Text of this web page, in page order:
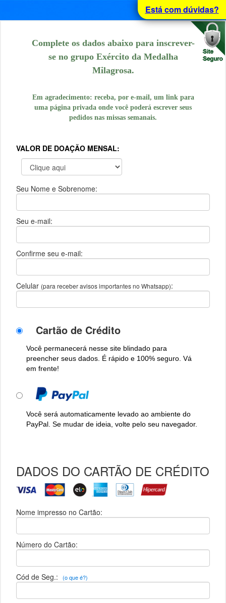
Está com dúvidas?
Complete os dados abaixo para inscrever-
se no grupo Exército da Medalha
Milagrosa.
Em agradecimento: receba, por e-mail, um link para
uma página privada onde você poderá escrever seus
pedidos nas missas semanais.
VALOR DE DOAÇÃO MENSAL:
Seu Nome e Sobrenome:
Seu e-mail:
Confirme seu e-mail:
Celular (para receber avisos importantes no Whatsapp):
Cartão de Crédito
Você permanecerá nesse site blindado para
preencher seus dados. É rápido e 100% seguro. Vá
em frente!
Você será automaticamente levado ao ambiente do
PayPal. Se mudar de ideia, volte pelo seu navegador.
DADOS DO CARTÃO DE CRÉDITO
Nome impresso no Cartão:
Número do Cartão:
Cód de Seg.: (o que é?)